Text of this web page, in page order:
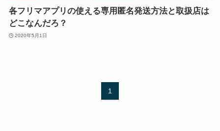
各フリマアプリの使える専用匿名発送方法と取扱店は
どこなんだろ？
2020年5月1日
1